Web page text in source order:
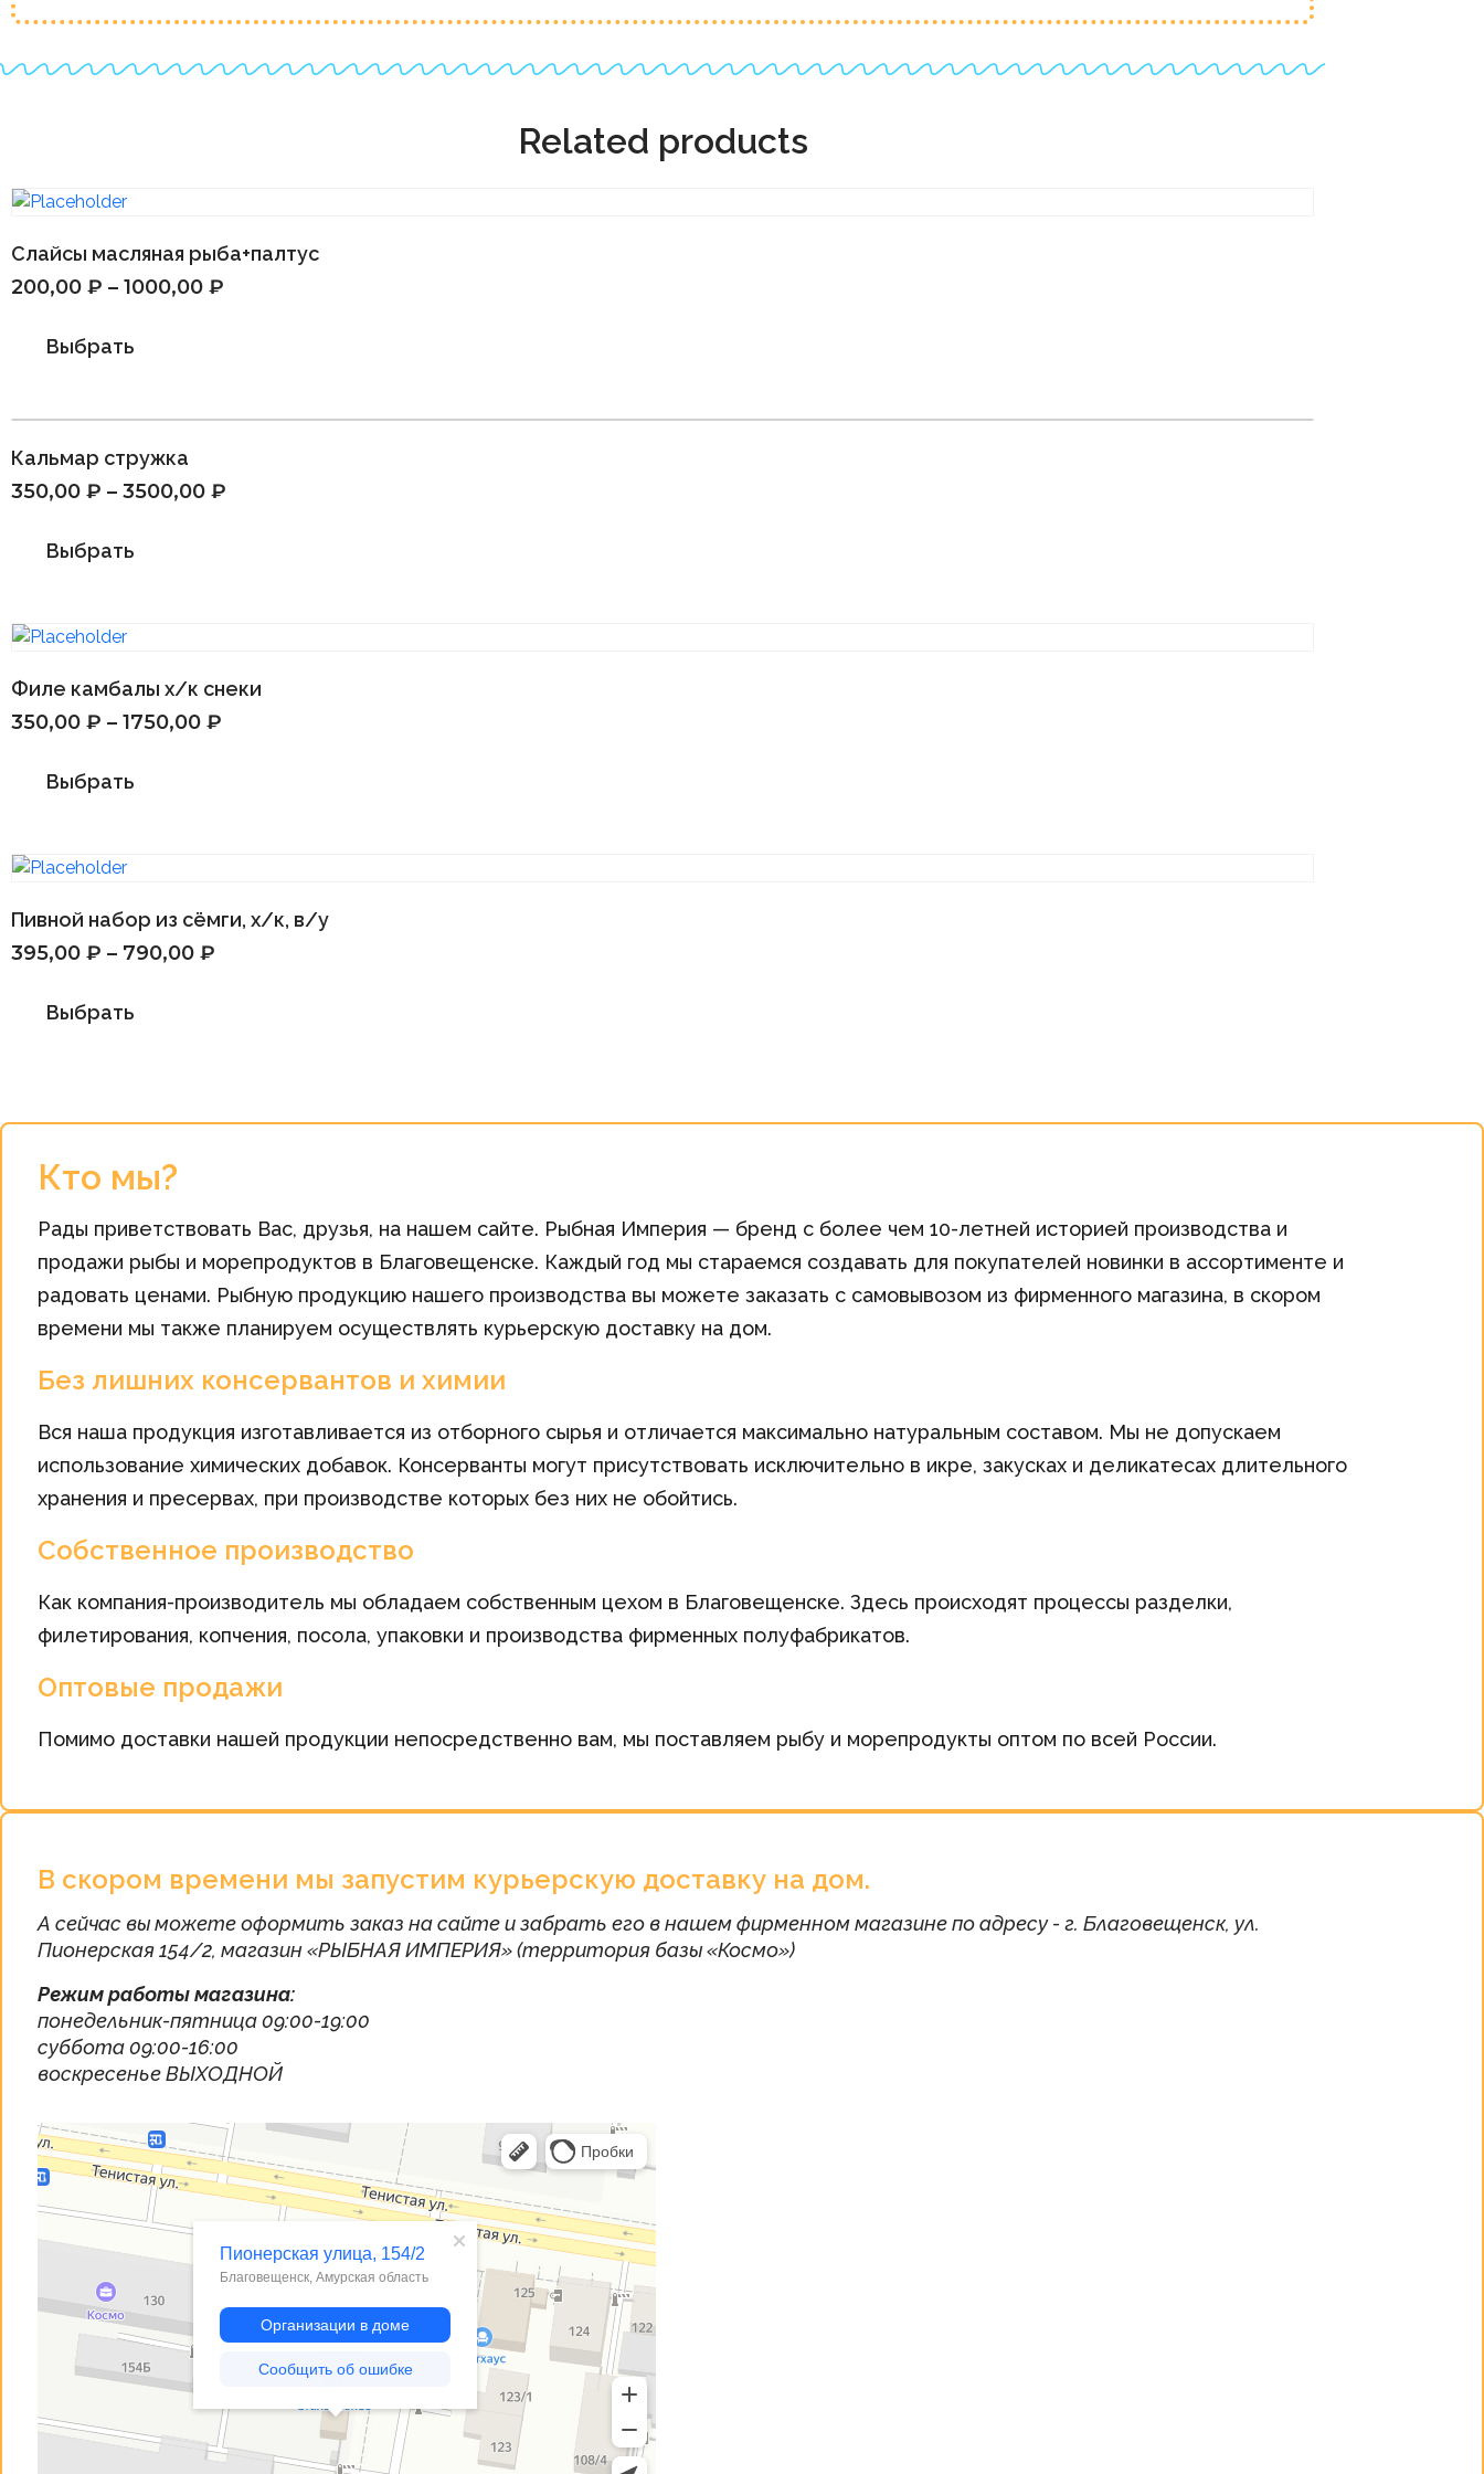
Related products
Слайсы масляная рыба+палтус
200,00 ₽ – 1000,00 ₽
Выбрать
Кальмар стружка
350,00 ₽ – 3500,00 ₽
Выбрать
Филе камбалы х/к снеки
350,00 ₽ – 1750,00 ₽
Выбрать
Пивной набор из сёмги, х/к, в/у
395,00 ₽ – 790,00 ₽
Выбрать
Кто мы?
Рады приветствовать Вас, друзья, на нашем сайте. Рыбная Империя — бренд с более чем 10-летней историей производства и
продажи рыбы и морепродуктов в Благовещенске. Каждый год мы стараемся создавать для покупателей новинки в ассортименте и
радовать ценами. Рыбную продукцию нашего производства вы можете заказать с самовывозом из фирменного магазина, в скором
времени мы также планируем осуществлять курьерскую доставку на дом.
Без лишних консервантов и химии
Вся наша продукция изготавливается из отборного сырья и отличается максимально натуральным составом. Мы не допускаем
использование химических добавок. Консерванты могут присутствовать исключительно в икре, закусках и деликатесах длительного
хранения и пресервах, при производстве которых без них не обойтись.
Собственное производство
Как компания-производитель мы обладаем собственным цехом в Благовещенске. Здесь происходят процессы разделки,
филетирования, копчения, посола, упаковки и производства фирменных полуфабрикатов.
Оптовые продажи
Помимо доставки нашей продукции непосредственно вам, мы поставляем рыбу и морепродукты оптом по всей России.
В скором времени мы запустим курьерскую доставку на дом.
А сейчас вы можете оформить заказ на сайте и забрать его в нашем фирменном магазине по адресу - г. Благовещенск, ул.
Пионерская 154/2, магазин «РЫБНАЯ ИМПЕРИЯ» (территория базы «Космо»)
Режим работы магазина:
понедельник-пятница 09:00-19:00
суббота 09:00-16:00
воскресенье ВЫХОДНОЙ
Благовещенск
Пионерская улица, 154/2 — Яндекс Карты